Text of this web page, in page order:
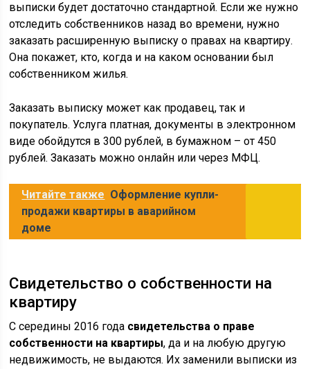
выписки будет достаточно стандартной. Если же нужно
отследить собственников назад во времени, нужно
заказать расширенную выписку о правах на квартиру.
Она покажет, кто, когда и на каком основании был
собственником жилья.
Заказать выписку может как продавец, так и
покупатель. Услуга платная, документы в электронном
виде обойдутся в 300 рублей, в бумажном – от 450
рублей. Заказать можно онлайн или через МФЦ.
Читайте также Оформление купли-
продажи квартиры в аварийном
доме
Свидетельство о собственности на
квартиру
С середины 2016 года свидетельства о праве
собственности на квартиры, да и на любую другую
недвижимость, не выдаются. Их заменили выписки из